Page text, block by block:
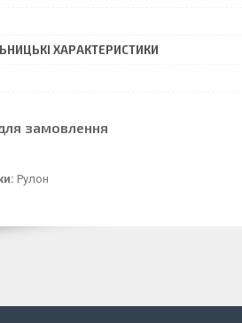
ХАРАКТЕРИСТИКИ
замовлення
Рулон